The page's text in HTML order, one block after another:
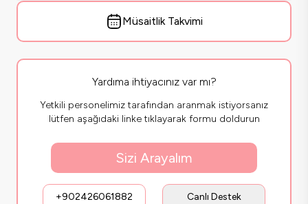
Müsaitlik Takvimi
Yardıma ihtiyacınız var mı?
Yetkili personelimiz tarafından aranmak istiyorsanız
lütfen aşağıdaki linke tıklayarak formu doldurun
Sizi Arayalım
+902426061882 Canlı Destek